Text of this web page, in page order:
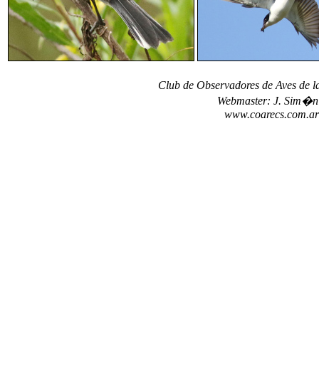
Club de Observadores de Aves
Webmaster: J.